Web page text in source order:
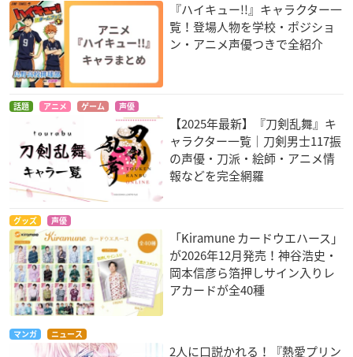
『ハイキュー!!』キャラクター一
覧！登場人物を学校・ポジショ
ン・アニメ声優つきで全紹介
話題 アニメ ゲーム 声優
【2025年最新】『刀剣乱舞』キ
ャラクター一覧｜刀剣男士117振
の声優・刀派・絵師・アニメ情
報などを完全網羅
グッズ 声優
「Kiramune カードウエハース」
が2026年12月発売！神谷浩史・
岡本信彦ら箔押しサイン入りレ
アカードが全40種
マンガ ニュース
2人に口説かれる！『熱愛プリン